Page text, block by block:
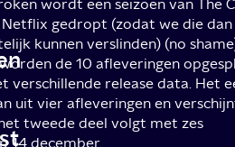
wordt een seizoen van The
gedropt (zodat we die dan
kunnen verslinden) (no
de 10 afleveringen
verschillende release data. Het
uit vier afleveringen en
tweede deel volgt met zes
14 december.